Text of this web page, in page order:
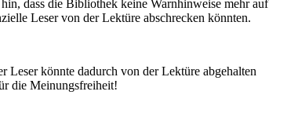
dass die Bibliothek keine Warnhinweise mehr auf
Leser von der Lektüre abschrecken könnten.
könnte dadurch von der Lektüre abgehalten
die Meinungsfreiheit!